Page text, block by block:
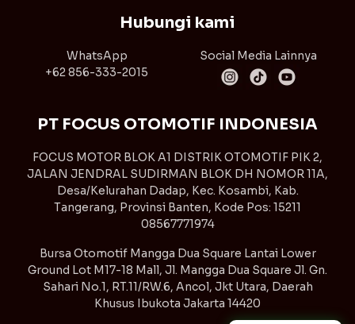
Hubungi kami
WhatsApp
+62 856-333-2015
Social Media Lainnya
PT FOCUS OTOMOTIF INDONESIA
FOCUS MOTOR BLOK A1 DISTRIK OTOMOTIF PIK 2,
JALAN JENDRAL SUDIRMAN BLOK DH NOMOR 11A,
Desa/Kelurahan Dadap, Kec. Kosambi, Kab.
Tangerang, Provinsi Banten, Kode Pos: 15211
08567771974
Bursa Otomotif Mangga Dua Square Lantai Lower
Ground Lot M17-18 Mall, Jl. Mangga Dua Square Jl. Gn.
Sahari No.1, RT.11/RW.6, Ancol, Jkt Utara, Daerah
Khusus Ibukota Jakarta 14420